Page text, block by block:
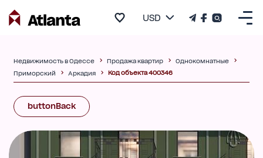
USD
Недвижимость в Одессе Продажа квартир
Однокомнатные
Приморский
Аркадия Код объекта 400346
buttonBack